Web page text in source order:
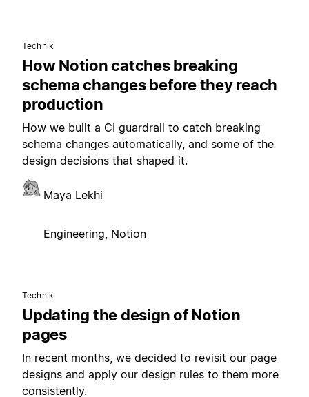
Technik
How Notion catches breaking
schema changes before they reach
production
How we built a CI guardrail to catch breaking
schema changes automatically, and some of the
design decisions that shaped it.
Maya Lekhi
Engineering, Notion
Technik
Updating the design of Notion
pages
In recent months, we decided to revisit our page
designs and apply our design rules to them more
consistently.